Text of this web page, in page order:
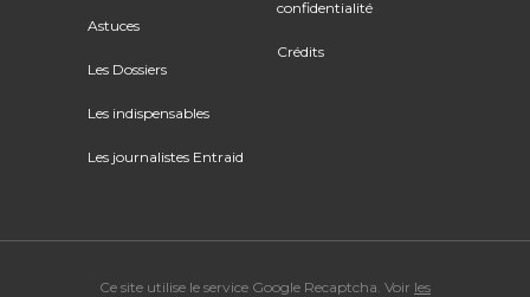
Astuces
Les Dossiers
Les indispensables
Les journalistes Entraid
confidentialité
Crédits
Ce site utilise le service Google Recaptcha. Voir les